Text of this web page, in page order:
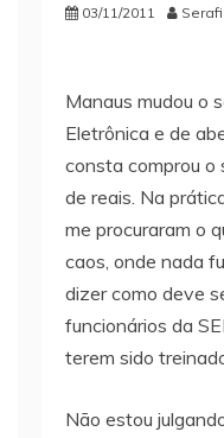
03/11/2011
Manaus mudou o
Eletrônica e de
consta comprou o
de reais. Na
me procuraram o
caos, onde nada
dizer como deve
funcionários da
terem sido
Não estou